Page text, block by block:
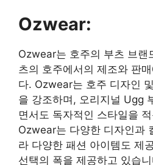
Ozwear:
Ozwear는 호주의 부츠 브랜
츠의 호주에서의 제조와 판
다. Ozwear는 호주 디자인
을 강조하며, 오리지널 Ugg
면서도 독자적인 스타일을
Ozwear는 다양한 디자인과
라 다양한 패션 아이템도 제
선택의 폭을 제공하고 있습